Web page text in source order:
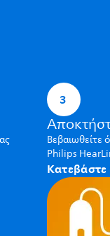
3
Βεβαιωθείτε
Philips